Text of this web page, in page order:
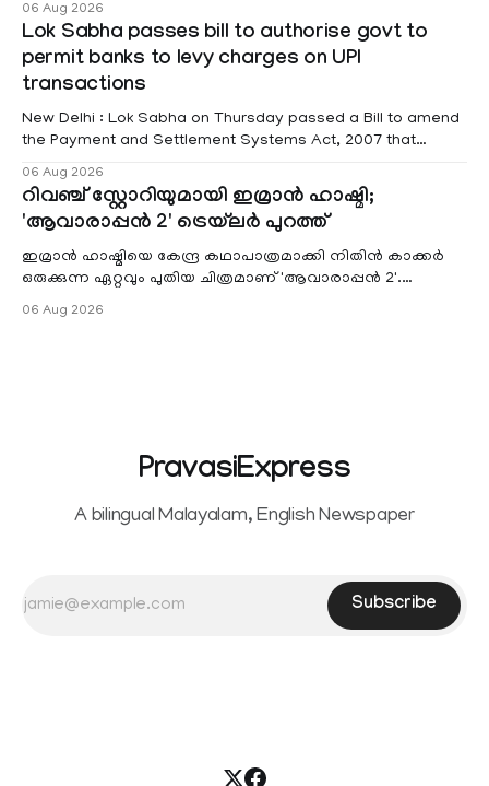
Kottayam, Wayanad and Kasaragod districts. Meanwhile, a
red alert remains in place on Thursday for Kottayam,
Pathanamtitta and Idukki districts. Following a red alert on
06 Aug 2026
Lok Sabha passes bill to authorise govt to
permit banks to levy charges on UPI
transactions
New Delhi : Lok Sabha on Thursday passed a Bill to amend
the Payment and Settlement Systems Act, 2007 that
service providers to levy charges on payments through
unified payments interface (UPI) and other notified
electronic payment modes. The amendment passed by the
06 Aug 2026
റിവഞ്ച് സ്റ്റോറിയുമായി ഇമ്രാൻ ഹാഷ്മി;
'ആവാരാപ്പൻ 2' ട്രെയ്‌ലർ പുറത്ത്
ഇമ്രാൻ ഹാഷ്മിയെ കേന്ദ്ര കഥാപാത്രമാക്കി നിതിൻ കാക്കർ
ഒരുക്കുന്ന ഏറ്റവും പുതിയ ചിത്രമാണ് 'ആവാരാപ്പൻ 2'.
06 Aug 2026
PravasiExpress
A bilingual Malayalam, English Newspaper
Subscribe